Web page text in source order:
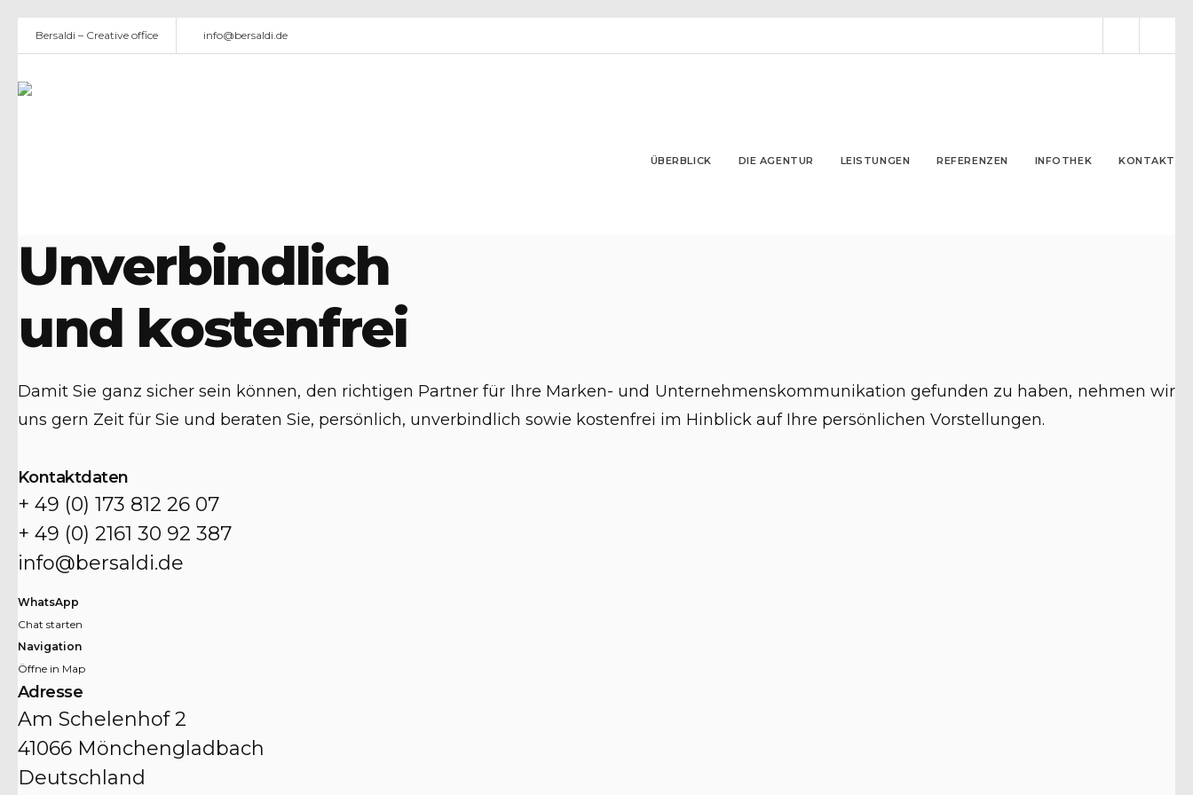
Bersaldi – Creative office info@bersaldi.de
ÜBERBLICK DIE AGENTUR LEISTUNGEN REFERENZEN IN­FO­THEK KONTAKT
Unverbindlich
und kostenfrei
Damit Sie ganz sicher sein können, den richtigen Partner für Ihre Marken- und Unternehmenskommunikation gefunden zu haben, nehmen wir
uns gern Zeit für Sie und beraten Sie, persönlich, unverbindlich sowie kostenfrei im Hinblick auf Ihre persönlichen Vorstellungen.
Kontaktdaten
+ 49 (0) 173 812 26 07
+ 49 (0) 2161 30 92 387
info@bersaldi.de
WhatsApp
Chat starten
Navigation
Öffne in Map
Adresse
Am Schelenhof 2
41066 Mönchengladbach
Deutschland